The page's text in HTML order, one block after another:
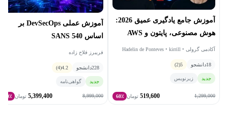
آموزش جامع یادگیری عمیق 2026:
هوش مصنوعی، پایتون و AWS
آکادمی گرولی • Hadelin de Ponteves • kirrill
18دانشجو 5
(2)
جدید زیرنویس
1,299,000
519,600 تومان 60٪
آموزش عملی DevSecOps بر
اساس SANS 540
فریبرز فلاح زاده
228دانشجو 4.2
(4)
جدید گواهی‌نامه
8,999,000
5,399,400 تومان 40٪